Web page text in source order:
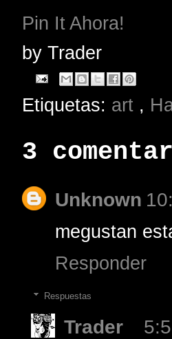
Pin It Ahora!
by Trader
Etiquetas: art ,
3
Unknown
megustan
Responder
Respuestas
Trader